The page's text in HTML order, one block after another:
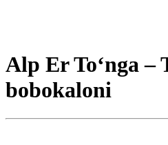
Alp Er To‘nga
bobokaloni